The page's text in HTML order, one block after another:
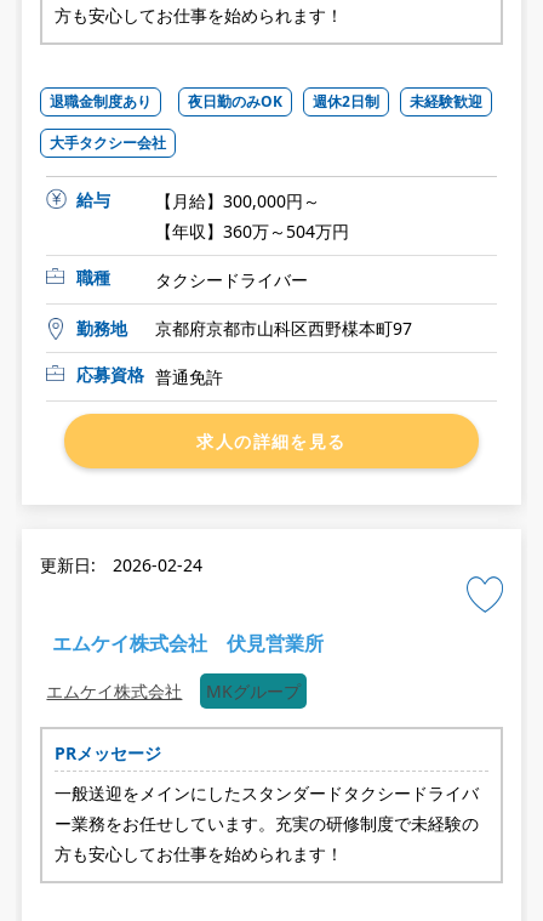
方も安心してお仕事を始められます！
退職金制度あり 夜日勤のみOK 週休2日制
未経験歓迎
大手タクシー会社
給与
【月給】300,000円～
【年収】360万～504万円
職種
タクシードライバー
勤務地
京都府京都市山科区西野楳本町97
応募資格 普通免許
求人の詳細を見る
更新日: 2026-02-24
エムケイ株式会社 伏見営業所
エムケイ株式会社 MKグループ
PRメッセージ
一般送迎をメインにしたスタンダードタクシードライバ
ー業務をお任せしています。充実の研修制度で未経験の
方も安心してお仕事を始められます！